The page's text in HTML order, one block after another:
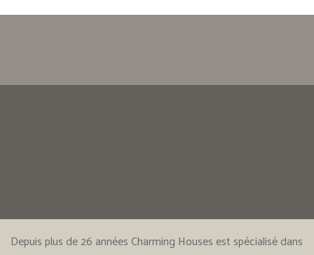
Depuis plus de 26 années Charming Houses est spécialisé dans